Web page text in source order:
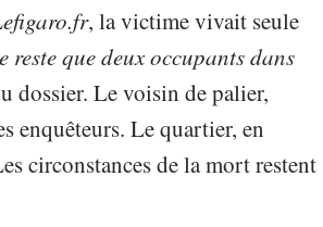
, la victime vivait seule
reste que deux occupants dans
dossier. Le voisin de palier,
enquêteurs. Le quartier, en
circonstances de la mort restent